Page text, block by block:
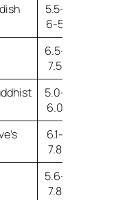
5.5-
6-5
6.5-
7.5
5.0-
6.0
6.1-
7.8
5.6-
7.8